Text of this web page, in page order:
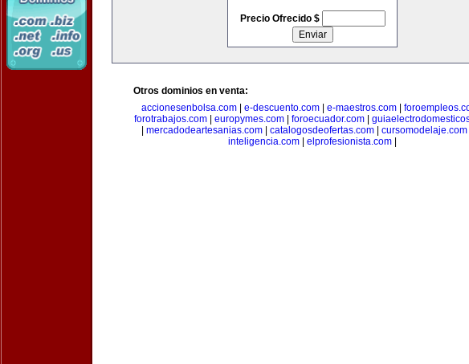
Precio Ofrecido $
Otros dominios en venta:
accionesenbolsa.com| e-descuento.com| e-maestros.com|
forotrabajos.com| europymes.com| foroecuador.com|
mercadodeartesanias.com catalogosdeofertas.com cursomodelaje.com
inteligencia.com
elprofesionista.com